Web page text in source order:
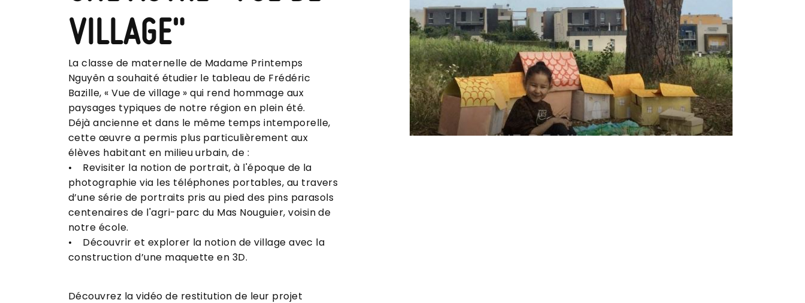
VILLAGE"
La classe de maternelle de Madame Printemps
Nguyên a souhaité étudier le tableau de Frédéric
Bazille, « Vue de village » qui rend hommage aux
paysages typiques de notre région en plein été.
Déjà ancienne et dans le même temps intemporelle,
cette œuvre a permis plus particulièrement aux
élèves habitant en milieu urbain, de :
• Revisiter la notion de portrait, à l'époque de la
photographie via les téléphones portables, au travers
d’une série de portraits pris au pied des pins parasols
centenaires de l'agri-parc du Mas Nouguier, voisin de
notre école.
• Découvrir et explorer la notion de village avec la
construction d’une maquette en 3D.
Découvrez la vidéo de restitution de leur projet